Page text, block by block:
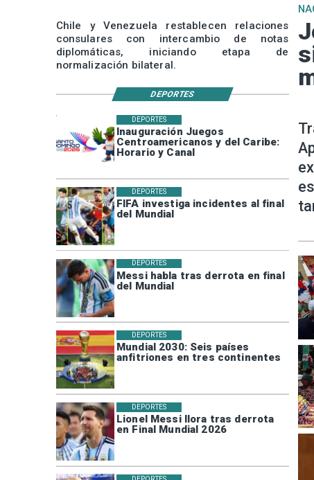
Inauguración Juegos
Centroamericanos y del Caribe:
Horario y Canal
DEPORTES
FIFA investiga incidentes al final
del Mundial
DEPORTES
Messi habla tras derrota en final
del Mundial
DEPORTES
Mundial 2030: Seis países
anfitriones en tres continentes
DEPORTES
Lionel Messi llora tras derrota
en Final Mundial 2026
DEPORTES
Chile y Venezuela restablecen relaciones
consulares con intercambio de notas
diplomáticas, iniciando etapa de
normalización bilateral.
DEPORTES